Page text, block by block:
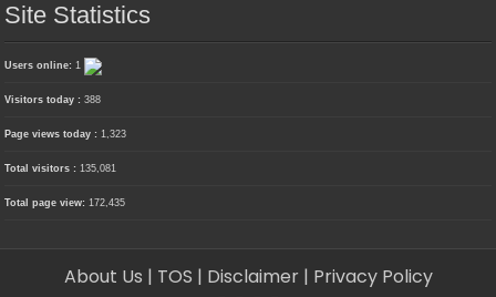
Site Statistics
Users online:1
Visitors today :388
Page views today :1,323
Total visitors :135,081
Total page view:172,435
About Us | TOS | Disclaimer | Privacy Policy